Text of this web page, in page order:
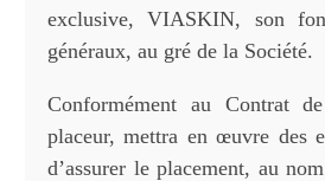
exclusive, VIASKIN, son
généraux, au gré de la Société.
Conformément au Contrat
placeur, mettra en œuvre des
d’assurer le placement, au